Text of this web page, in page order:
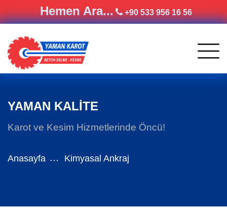
Hemen Ara... +90 533 956 16 56
YAMAN KALİTE
Karot ve Kesim Hizmetlerinde Öncü!
Anasayfa Kimyasal Ankraj